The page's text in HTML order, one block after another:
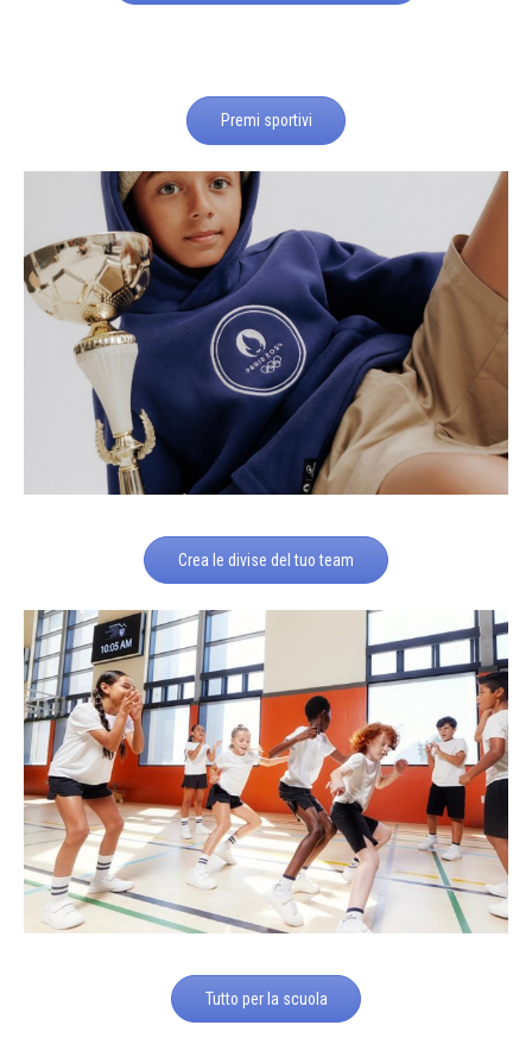
Premi sportivi
Crea le divise del tuo team
Tutto per la scuola